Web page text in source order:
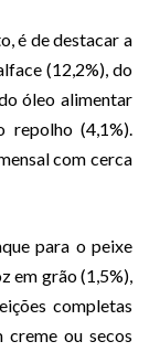
é de destacar a
(12,2%), do
óleo alimentar
(4,1%).
com cerca
para o peixe
em grão (1,5%),
completas
creme ou secos